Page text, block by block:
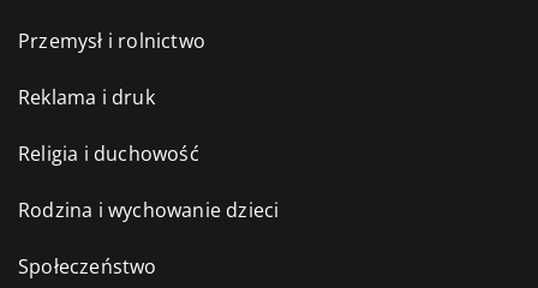
Przemysł i rolnictwo
Reklama i druk
Religia i duchowość
Rodzina i wychowanie dzieci
Społeczeństwo